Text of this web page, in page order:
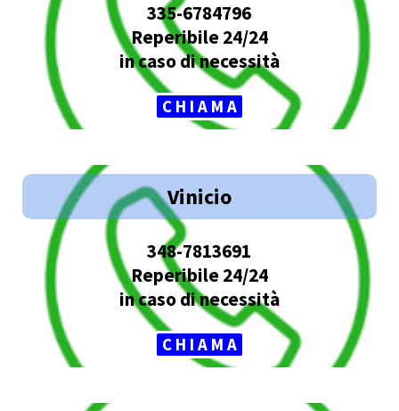
335-6784796
Reperibile 24/24
in caso di necessità
C H I A M A
Vinicio
348-7813691
Reperibile 24/24
in caso di necessità
C H I A M A